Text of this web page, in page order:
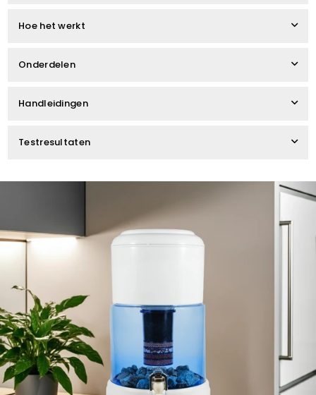
Hoe het werkt
Onderdelen
Handleidingen
Testresultaten